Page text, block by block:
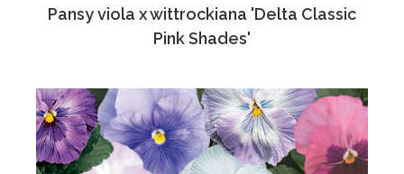
Pansy viola x wittrockiana 'Delta Classic
Pink Shades'